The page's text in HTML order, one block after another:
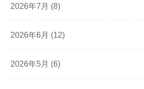
2026年7月 (8)
2026年6月 (12)
2026年5月 (6)